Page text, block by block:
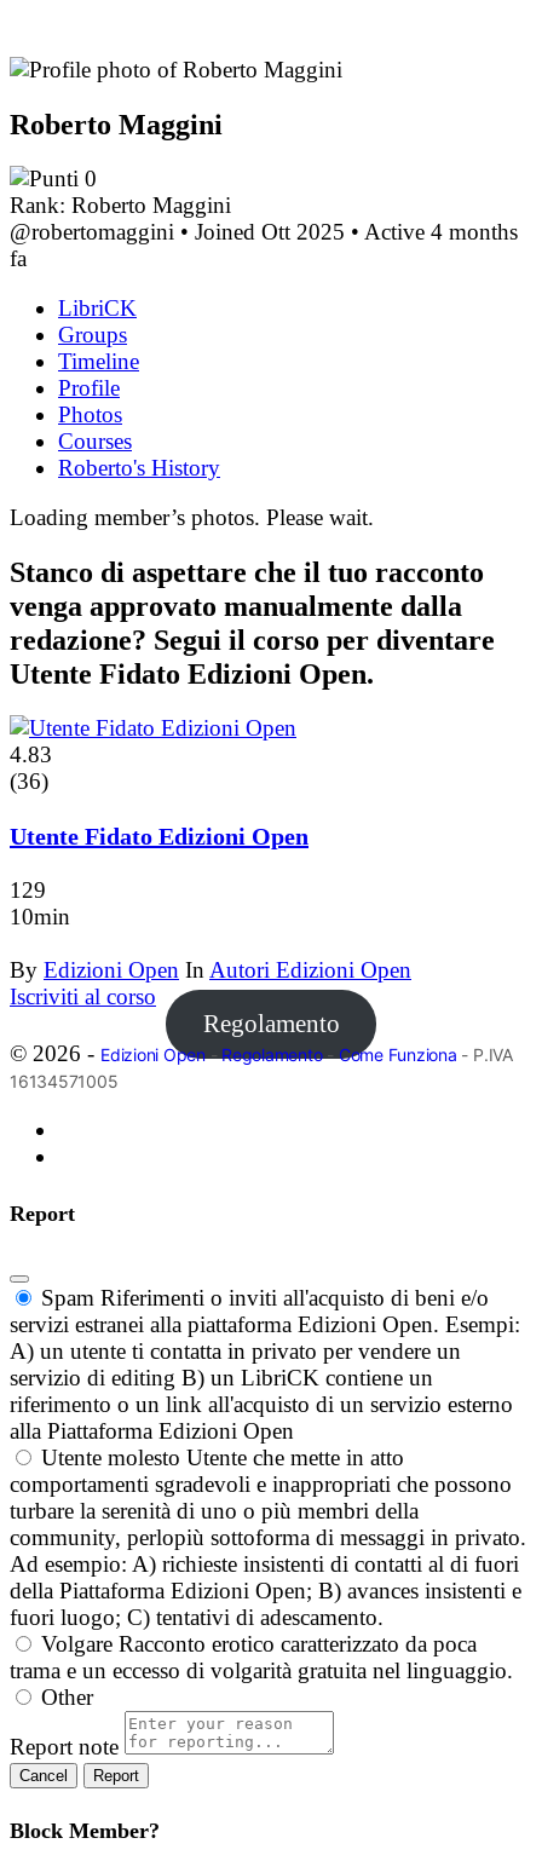
Roberto Maggini
0
Rank: Roberto Maggini
@robertomaggini • Joined Ott 2025 • Active 4 months
fa
LibriCK
Groups
Timeline
Profile
Photos
Courses
Roberto's History
Loading member’s photos. Please wait.
Stanco di aspettare che il tuo racconto
venga approvato manualmente dalla
redazione? Segui il corso per diventare
Utente Fidato Edizioni Open.
4.83
(36)
Utente Fidato Edizioni Open
129
10min
By Edizioni Open In Autori Edizioni Open
Iscriviti al corso
Regolamento
© 2026 - Edizioni Open-Regolamento-Come Funziona - P.IVA
16134571005
Report
Spam Riferimenti o inviti all'acquisto di beni e/o
servizi estranei alla piattaforma Edizioni Open. Esempi:
A) un utente ti contatta in privato per vendere un
servizio di editing B) un LibriCK contiene un
riferimento o un link all'acquisto di un servizio esterno
alla Piattaforma Edizioni Open
Utente molesto Utente che mette in atto
comportamenti sgradevoli e inappropriati che possono
turbare la serenità di uno o più membri della
community, perlopiù sottoforma di messaggi in privato.
Ad esempio: A) richieste insistenti di contatti al di fuori
della Piattaforma Edizioni Open; B) avances insistenti e
fuori luogo; C) tentativi di adescamento.
Volgare Racconto erotico caratterizzato da poca
trama e un eccesso di volgarità gratuita nel linguaggio.
Other
Report note
Report
Block Member?